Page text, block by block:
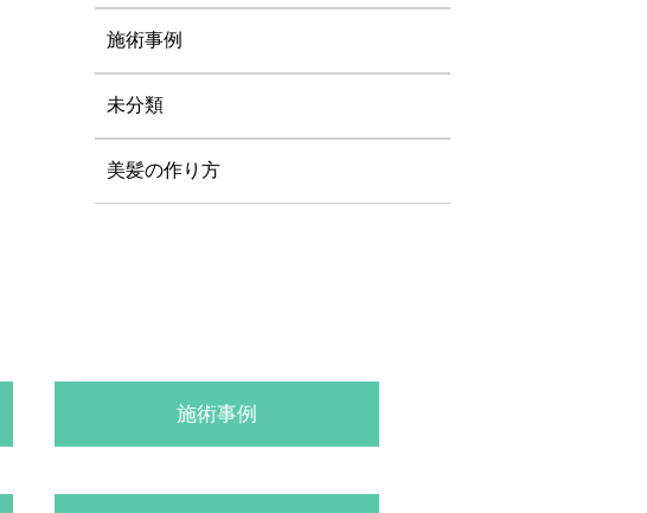
施術事例
未分類
美髪の作り方
施術事例